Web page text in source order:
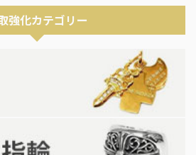
強化カテゴリー